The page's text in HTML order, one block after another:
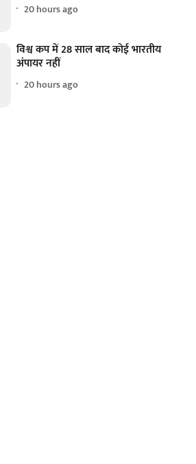
20 hours ago
विश्व कप में 28 साल बाद कोई भारतीय
अंपायर नहीं
20 hours ago